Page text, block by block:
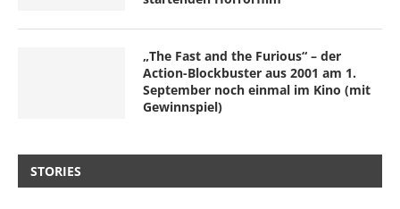
„The Fast and the Furious“ – der
Action-Blockbuster aus 2001 am 1.
September noch einmal im Kino (mit
Gewinnspiel)
STORIES